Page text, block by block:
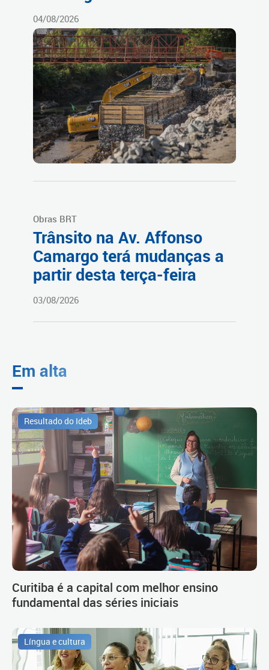
04/08/2026
Obras BRT
Trânsito na Av. Affonso
Camargo terá mudanças a
partir desta terça-feira
03/08/2026
Em alta
Resultado do Ideb
Curitiba é a capital com melhor ensino
fundamental das séries iniciais
Língua e cultura